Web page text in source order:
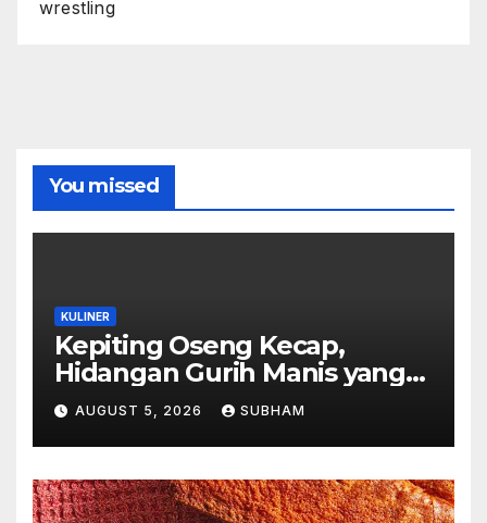
wrestling
You missed
KULINER
Kepiting Oseng Kecap,
Hidangan Gurih Manis yang
Selalu Menggugah Selera di
Setiap Suapan
AUGUST 5, 2026 SUBHAM